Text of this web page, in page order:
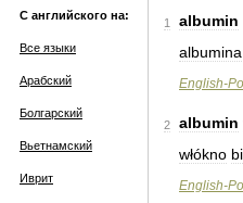
С английского на:
Все языки
Арабский
Болгарский
Вьетнамский
Иврит
1
albumin
albumina
English-
2 albumin
włókno
English-